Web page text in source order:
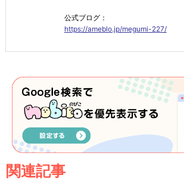
公式ブログ：
https://ameblo.jp/megumi-227/
関連記事